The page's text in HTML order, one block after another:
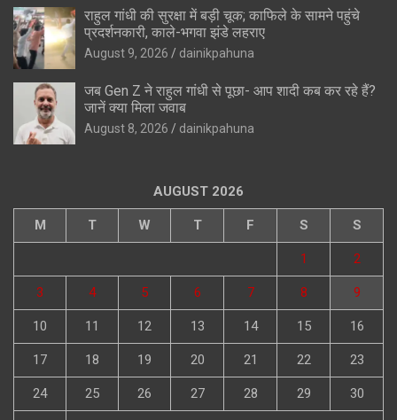
राहुल गांधी की सुरक्षा में बड़ी चूक; काफिले के सामने पहुंचे
प्रदर्शनकारी, काले-भगवा झंडे लहराए
August 9, 2026 dainikpahuna
जब Gen Z ने राहुल गांधी से पूछा- आप शादी कब कर रहे हैं?
जानें क्या मिला जवाब
August 8, 2026 dainikpahuna
AUGUST 2026
M T W T F S S
1 2
3 4 5 6 7 8 9
10 11 12 13 14 15 16
17 18 19 20 21 22 23
24 25 26 27 28 29 30